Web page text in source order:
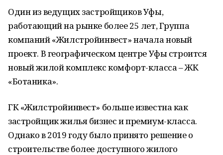
Один из ведущих застройщиков Уфы,
работающий на рынке более 25 лет, Группа
компаний «Жилстройинвест» начала новый
проект. В географическом центре Уфы строится
новый жилой комплекс комфорт-класса – ЖК
«Ботаника».
ГК «Жилстройинвест» больше известна как
застройщик жилья бизнес и премиум-класса.
Однако в 2019 году было принято решение о
строительстве более доступного жилого